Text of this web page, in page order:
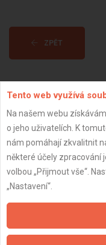
ZPĚT
Zásady
Tento web využívá
Na našem webu
o jeho uživatelích. K
nám pomáhají zkvalitnit
některé účely zpracování
volbou „Přijmout vše“.
„Nastavení“.